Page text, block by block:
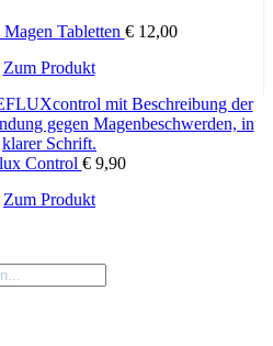
Tabletten €12,00
Zum Produkt
Control €9,90
Zum Produkt